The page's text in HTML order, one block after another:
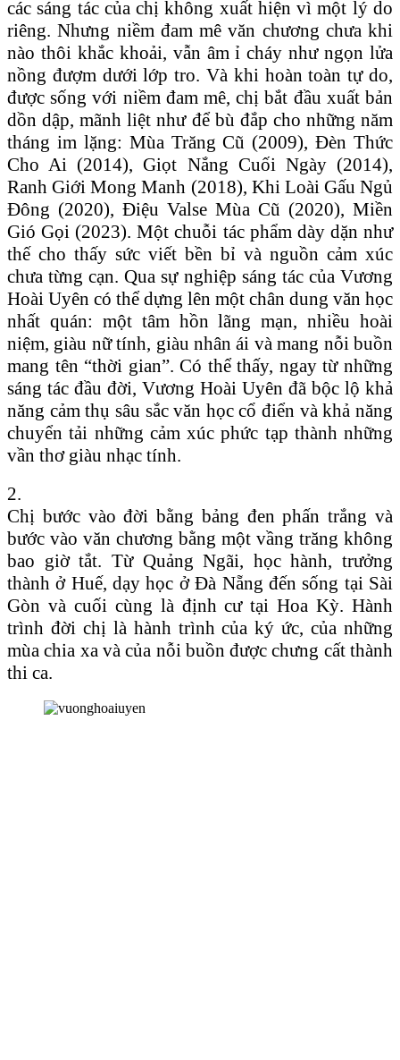
các sáng tác của chị không xuất hiện vì một lý do
riêng. Nhưng niềm đam mê văn chương chưa khi
nào thôi khắc khoải, vẫn âm ỉ cháy như ngọn lửa
nồng đượm dưới lớp tro. Và khi hoàn toàn tự do,
được sống với niềm đam mê, chị bắt đầu xuất bản
dồn dập, mãnh liệt như để bù đắp cho những năm
tháng im lặng: Mùa Trăng Cũ (2009), Đèn Thức
Cho Ai (2014), Giọt Nắng Cuối Ngày (2014),
Ranh Giới Mong Manh (2018), Khi Loài Gấu Ngủ
Đông (2020), Điệu Valse Mùa Cũ (2020), Miền
Gió Gọi (2023). Một chuỗi tác phẩm dày dặn như
thế cho thấy sức viết bền bỉ và nguồn cảm xúc
chưa từng cạn. Qua sự nghiệp sáng tác của Vương
Hoài Uyên có thể dựng lên một chân dung văn học
nhất quán: một tâm hồn lãng mạn, nhiều hoài
niệm, giàu nữ tính, giàu nhân ái và mang nỗi buồn
mang tên “thời gian”. Có thể thấy, ngay từ những
sáng tác đầu đời, Vương Hoài Uyên đã bộc lộ khả
năng cảm thụ sâu sắc văn học cổ điển và khả năng
chuyển tải những cảm xúc phức tạp thành những
vần thơ giàu nhạc tính.
2.
Chị bước vào đời bằng bảng đen phấn trắng và
bước vào văn chương bằng một vầng trăng không
bao giờ tắt. Từ Quảng Ngãi, học hành, trưởng
thành ở Huế, dạy học ở Đà Nẵng đến sống tại Sài
Gòn và cuối cùng là định cư tại Hoa Kỳ. Hành
trình đời chị là hành trình của ký ức, của những
mùa chia xa và của nỗi buồn được chưng cất thành
thi ca.